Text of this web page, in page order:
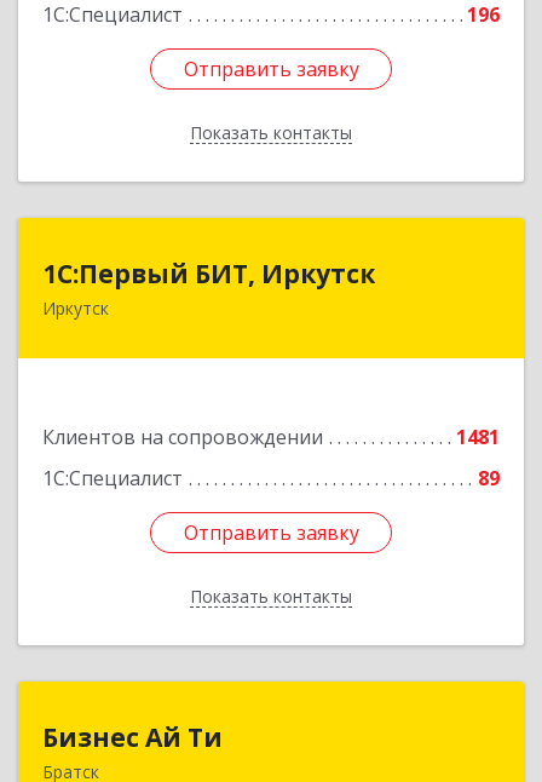
1С:Специалист
196
Отправить заявку
Показать контакты
Отправить заявку
Назад
1С:Первый БИТ, Иркутск
Иркутск
Клиентов на сопровождении
1481
1С:Специалист
89
Отправить заявку
Показать контакты
1С:Первый БИТ, Иркутск
664007, Иркутская обл, Иркутск г, Декабрьских
Отправить заявку
Назад
Бизнес Ай Ти
Братск
665717, Иркутская обл, Братск г, Центральный